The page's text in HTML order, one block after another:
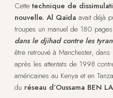
Cettetechnique de
nouvelle. Al Qaïda avait déjà
troupes un manuel de 180
dans le djihad contre les
être retrouvé à Manchester,
après les attentats de 1998
américaines au Kenya et en
du réseau d’Oussama BEN